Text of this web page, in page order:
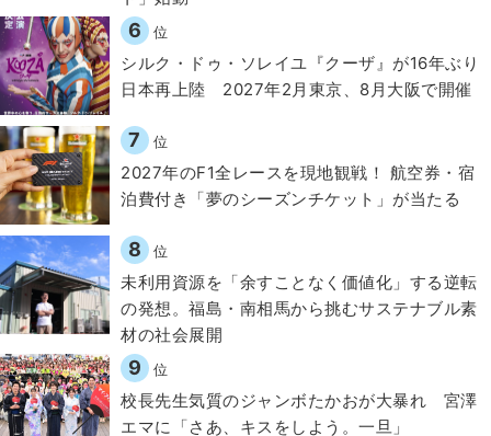
6 位
シルク・ドゥ・ソレイユ『クーザ』が16年ぶり
日本再上陸 2027年2月東京、8月大阪で開催
7 位
2027年のF1全レースを現地観戦！ 航空券・宿
泊費付き「夢のシーズンチケット」が当たる
8 位
​​未利用資源を「余すことなく価値化」する逆転
の発想。福島・南相馬から挑むサステナブル素
材の社会展開​
9 位
校長先生気質のジャンボたかおが大暴れ 宮澤
エマに「さあ、キスをしよう。一旦」